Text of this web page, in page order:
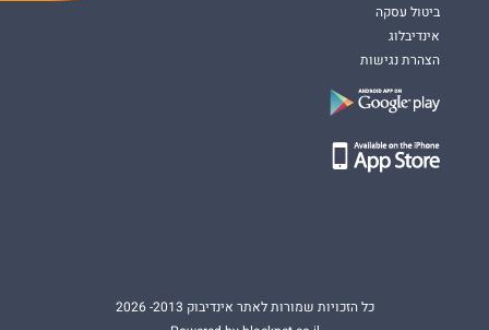
ביטול עסקה
אינדיבלוג
הצהרת נגישות
כל הזכויות שמורות לאתר אינדיבוק 2013- 2026